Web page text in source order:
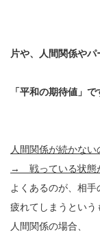
片や、人間関係やパ
「平和の期待値」で
人間関係が続かな
→ 戦っている状態
よくあるのが、相
疲れてしまうという
人間関係の場合、